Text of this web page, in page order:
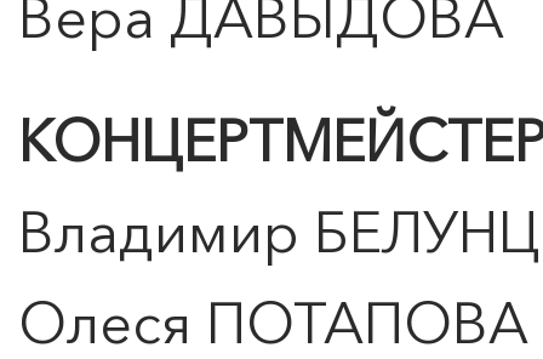
Вера ДАВЫДОВА
Владимир
Олеся ПОТАПОВА